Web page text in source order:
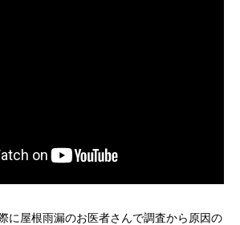
に屋根雨漏のお医者さんで調査から原因の